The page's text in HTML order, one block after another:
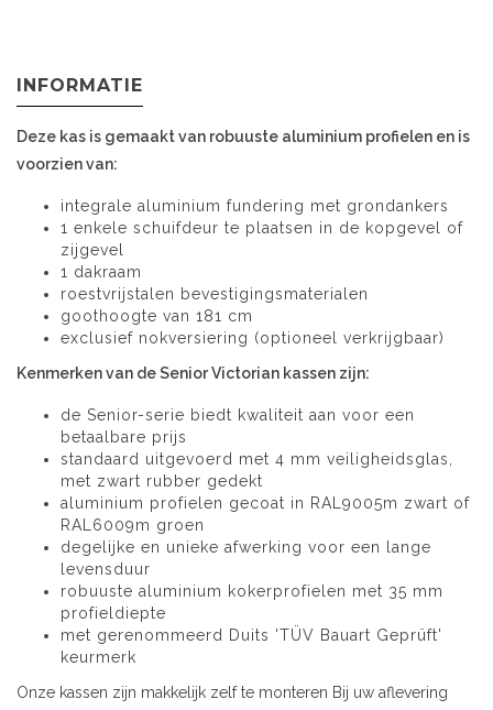
INFORMATIE
Deze kas is gemaakt van robuuste aluminium profielen en is
voorzien van:
integrale aluminium fundering met grondankers
1 enkele schuifdeur te plaatsen in de kopgevel of
zijgevel
1 dakraam
roestvrijstalen bevestigingsmaterialen
goothoogte van 181 cm
exclusief nokversiering (optioneel verkrijgbaar)
Kenmerken van de Senior Victorian kassen zijn:
de Senior-serie biedt kwaliteit aan voor een
betaalbare prijs
standaard uitgevoerd met 4 mm veiligheidsglas,
met zwart rubber gedekt
aluminium profielen gecoat in RAL9005m zwart of
RAL6009m groen
degelijke en unieke afwerking voor een lange
levensduur
robuuste aluminium kokerprofielen met 35 mm
profieldiepte
met gerenommeerd Duits 'TÜV Bauart Geprüft'
keurmerk
Onze kassen zijn makkelijk zelf te monteren Bij uw aflevering